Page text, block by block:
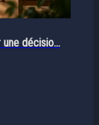
décisio...